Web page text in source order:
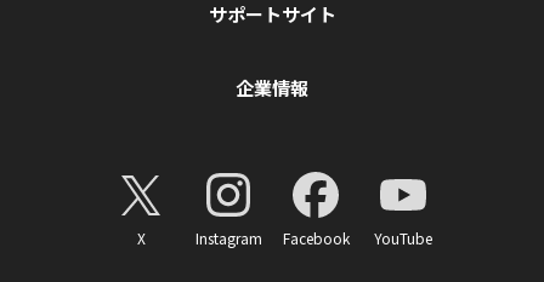
サポートサイト
企業情報
X Instagram Facebook YouTube